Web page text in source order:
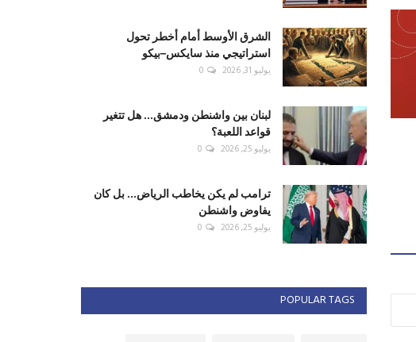
الشرق الأوسط أمام أخطر تحول
استراتيجي منذ سايكس–بيكو
يوليو 31, 2026 0
لبنان بين واشنطن ودمشق... هل تتغير
قواعد اللعبة؟
يوليو 25, 2026 0
ترامب لم يكن يخاطب الرياض... بل كان
يفاوض واشنطن
يوليو 25, 2026 0
POPULAR TAGS